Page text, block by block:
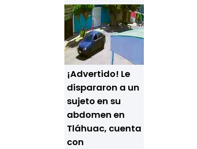
¡Advertido! Le
dispararon a un
sujeto en su
abdomen en
Tláhuac, cuenta
con